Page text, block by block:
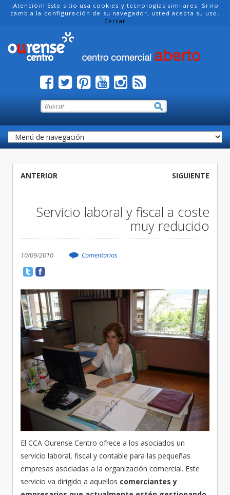
¡Atención! Este sitio usa cookies y tecnologías similares. Si no
cambia la configuración de su navegador, usted acepta su uso.
Cerrar
ANTERIOR SIGUIENTE
Servicio laboral y fiscal a coste
muy reducido
10/09/2010 Comentarios
El CCA Ourense Centro ofrece a los asociados un
servicio laboral, fiscal y contable para las pequeñas
empresas asociadas a la organización comercial. Este
servicio va dirigido a aquellos comerciantes y